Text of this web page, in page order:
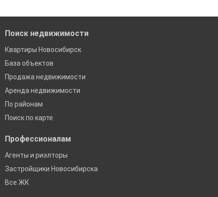
Поиск недвижимости
Квартиры Новосибирск
База объектов
Продажа недвижимости
Аренда недвижимости
По районам
Поиск по карте
Профессионалам
Агенты и риэлторы
Застройщики Новосибирска
Все ЖК